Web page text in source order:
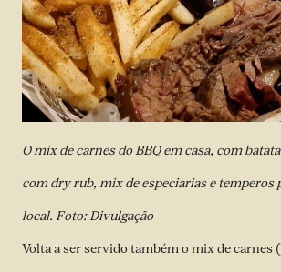
O mix de carnes do BBQ em casa, com
com dry rub, mix de especiarias e temperos
local. Foto: Divulgação
Volta a ser servido também o mix de carnes